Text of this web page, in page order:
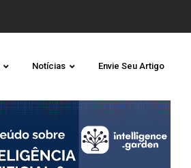
Notícias Envie Seu Artigo